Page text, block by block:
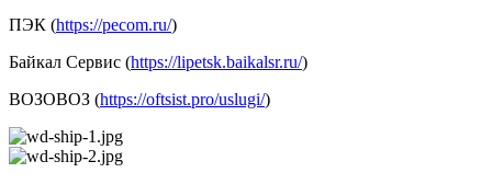
ПЭК (https://pecom.ru/)
Байкал Сервис (https://lipetsk.baikalsr.ru/)
ВОЗОВОЗ (https://oftsist.pro/uslugi/)